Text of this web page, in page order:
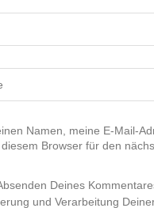
Namen, meine E-Mail-
Browser für den
Deines
und Verarbeitung